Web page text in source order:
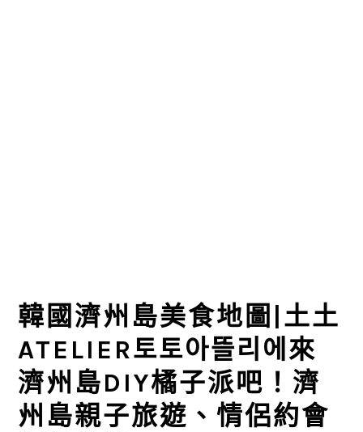
韓國濟州島美食地圖|土土
ATELIER토토아뜰리에來
濟州島DIY橘子派吧！濟
州島親子旅遊、情侶約會